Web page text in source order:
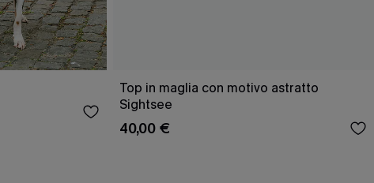
Top in maglia con motivo astratto
Sightsee
40,00 €